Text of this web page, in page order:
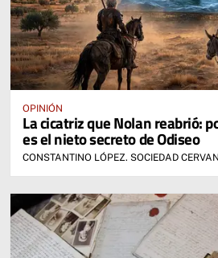
OPINIÓN
La cicatriz que Nolan reabrió:
es el nieto secreto de Odiseo